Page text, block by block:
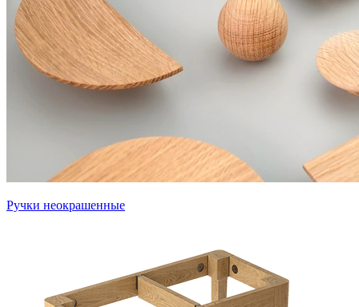
Ручки неокрашенные